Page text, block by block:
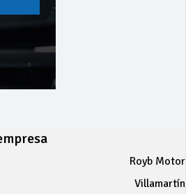
Royb Motor
Villamartín